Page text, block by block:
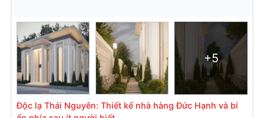
+5
Độc lạ Thái Nguyên: Thiết kế nhà hàng Đức Hạnh và bí